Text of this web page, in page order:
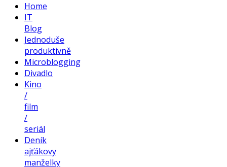
Home
IT
Blog
Jednoduše
produktivně
Microblogging
Divadlo
Kino
/
film
/
seriál
Deník
ajťákovy
manželky